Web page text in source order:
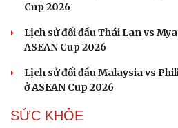
Dinh dưỡng - món ngon
Cây thuốc
Sản phụ khoa
Nhi khoa
Cup 2026
Lịch sử đối đầu Thái Lan vs
ASEAN Cup 2026
Lịch sử đối đầu Malaysia vs
ở ASEAN Cup 2026
SỨC KHỎE